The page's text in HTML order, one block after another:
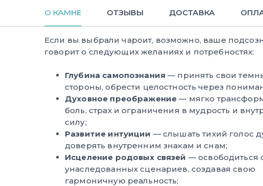
О КАМНЕ ОТЗЫВЫ ДОСТАВКА
Если вы выбрали чароит, возможно, ваше
говорит о следующих желаниях и потребностях:
Глубина самопознания — принять свои
стороны, обрести целостность через
Духовное преображение — мягко
боль, страх и ограничения в мудрость и
силу;
Развитие интуиции — слышать тихий голос
доверять внутренним знакам и снам;
Исцеление родовых связей — освободиться
унаследованных сценариев, создавая свою
гармоничную реальность;